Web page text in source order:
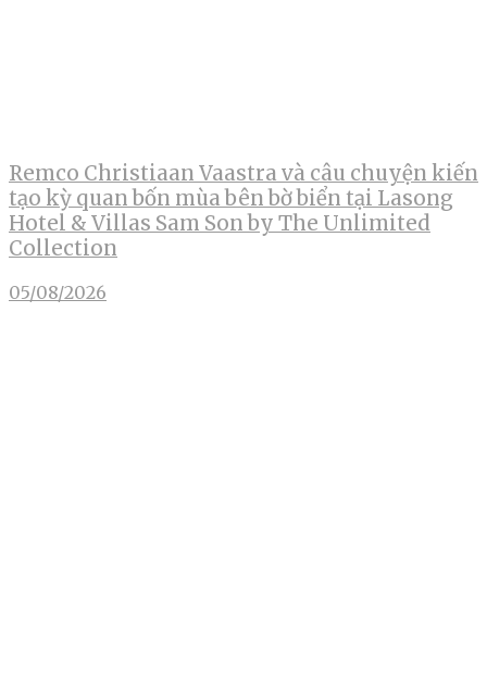
Remco Christiaan Vaastra và câu chuyện kiến
tạo kỳ quan bốn mùa bên bờ biển tại Lasong
Hotel & Villas Sam Son by The Unlimited
Collection
05/08/2026